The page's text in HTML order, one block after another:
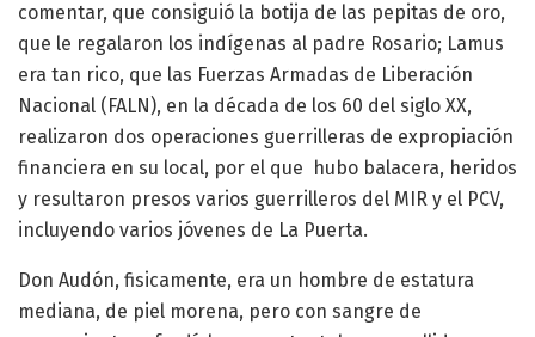
comentar, que consiguió la botija de las pepitas de oro,
que le regalaron los indígenas al padre Rosario; Lamus
era tan rico, que las Fuerzas Armadas de Liberación
Nacional (FALN), en la década de los 60 del siglo XX,
realizaron dos operaciones guerrilleras de expropiación
financiera en su local, por el que hubo balacera, heridos
y resultaron presos varios guerrilleros del MIR y el PCV,
incluyendo varios jóvenes de La Puerta.
Don Audón, fisicamente, era un hombre de estatura
mediana, de piel morena, pero con sangre de